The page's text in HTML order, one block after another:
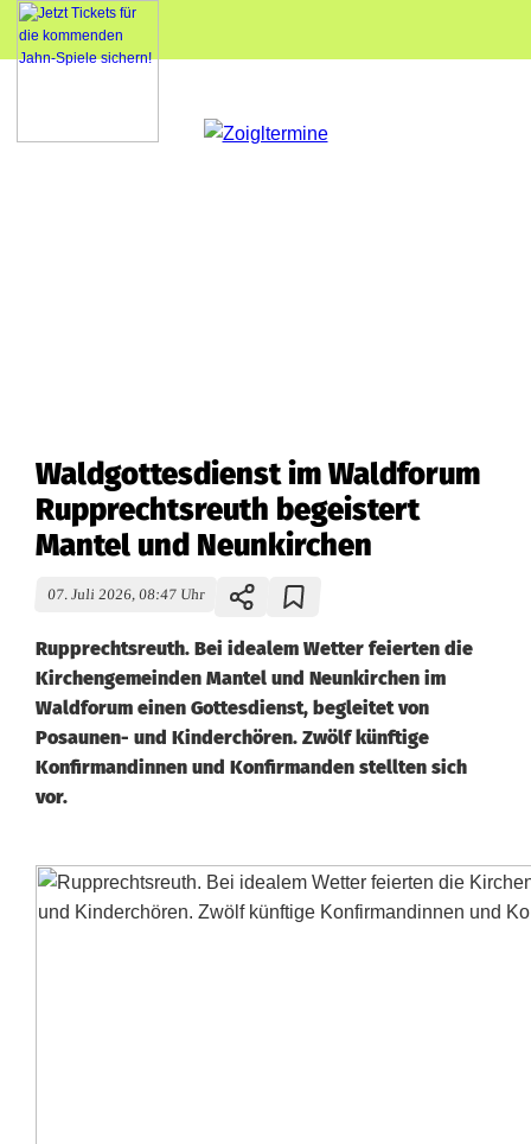
Waldgottesdienst im Waldforum
Rupprechtsreuth begeistert
Mantel und Neunkirchen
07. Juli 2026, 08:47 Uhr
Rupprechtsreuth. Bei idealem Wetter feierten die
Kirchengemeinden Mantel und Neunkirchen im
Waldforum einen Gottesdienst, begleitet von
Posaunen- und Kinderchören. Zwölf künftige
Konfirmandinnen und Konfirmanden stellten sich
vor.